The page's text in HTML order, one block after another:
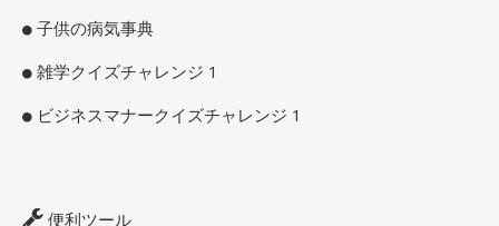
子供の病気事典
雑学クイズチャレンジ 1
ビジネスマナークイズチャレンジ 1
便利ツール